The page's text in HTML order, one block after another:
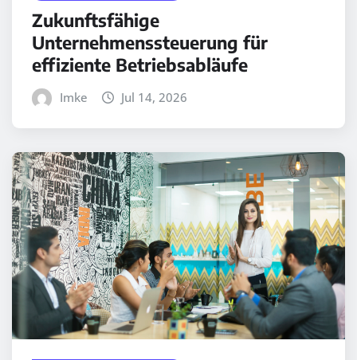
Zukunftsfähige
Unternehmenssteuerung für
effiziente Betriebsabläufe
Imke Jul 14, 2026